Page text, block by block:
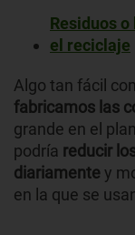
Residuos
el reciclaje
Algo tan fácil
fabricamos las
grande en el
podría reducir
diariamentey
en la que se